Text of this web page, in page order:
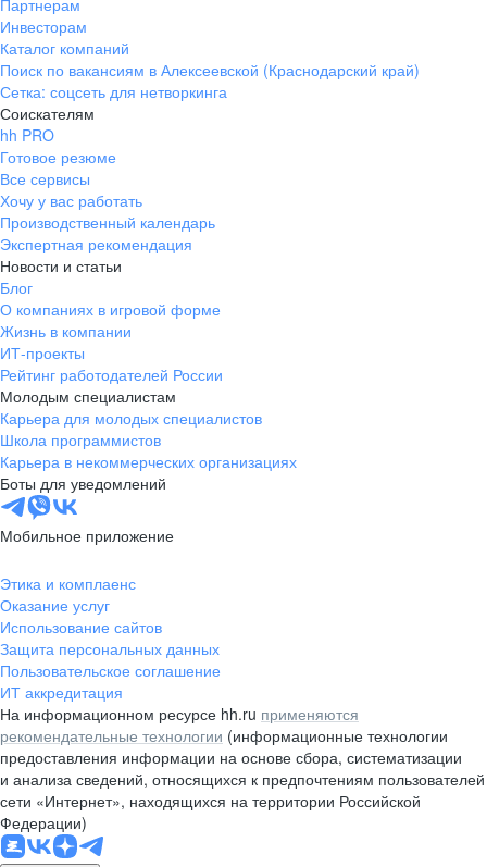
Партнерам
Инвесторам
Каталог компаний
Поиск по вакансиям в Алексеевской (Краснодарский край)
Сетка: соцсеть для нетворкинга
Соискателям
hh PRO
Готовое резюме
Все сервисы
Хочу у вас работать
Производственный календарь
Экспертная рекомендация
Новости и статьи
Блог
О компаниях в игровой форме
Жизнь в компании
ИТ-проекты
Рейтинг работодателей России
Молодым специалистам
Карьера для молодых специалистов
Школа программистов
Карьера в некоммерческих организациях
Боты для уведомлений
Мобильное приложение
Этика и комплаенс
Оказание услуг
Использование сайтов
Защита персональных данных
Пользовательское соглашение
ИТ аккредитация
На информационном ресурсе hh.ru применяются
рекомендательные технологии (информационные технологии
предоставления информации на основе сбора, систематизации
и анализа сведений, относящихся к предпочтениям пользователей
сети «Интернет», находящихся на территории Российской
Федерации)